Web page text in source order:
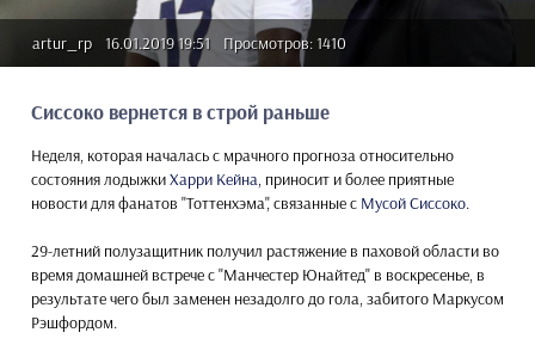
artur_rp 16.01.2019 19:51 Просмотров: 1410
Сиссоко вернется в строй раньше
Неделя, которая началась с мрачного прогноза относительно
состояния лодыжкиХарри Кейна, приносит и более приятные
новости для фанатов "Тоттенхэма", связанные с Мусой Сиссоко.
29-летний полузащитник получил растяжение в паховой области во
время домашней встрече с "Манчестер Юнайтед" в воскресенье, в
результате чего был заменен незадолго до гола, забитого Маркусом
Рэшфордом.